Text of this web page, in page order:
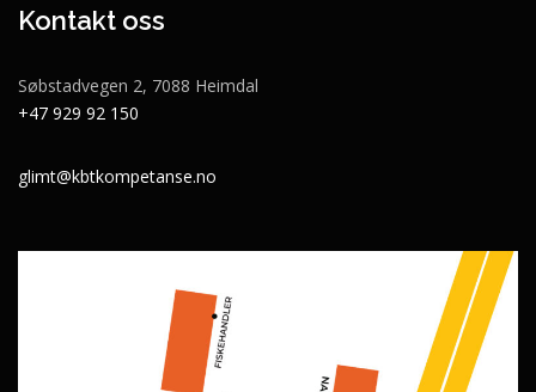
Kontakt oss
Søbstadvegen 2, 7088 Heimdal
+47 929 92 150
glimt@kbtkompetanse.no